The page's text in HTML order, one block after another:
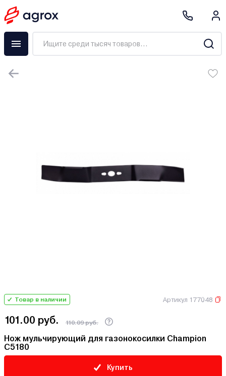
Товар в наличии Артикул 177048
101.00 руб. 110.09 руб.
Нож мульчирующий для газонокосилки Champion
C5180
Купить